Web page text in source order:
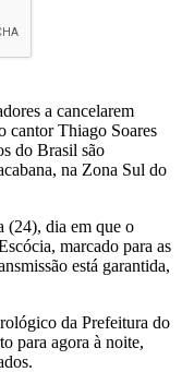
a cancelarem
cantor Thiago Soares
do Brasil são
na Zona Sul do
(24), dia em que o
marcado para as
está garantida,
da Prefeitura do
para agora à noite,